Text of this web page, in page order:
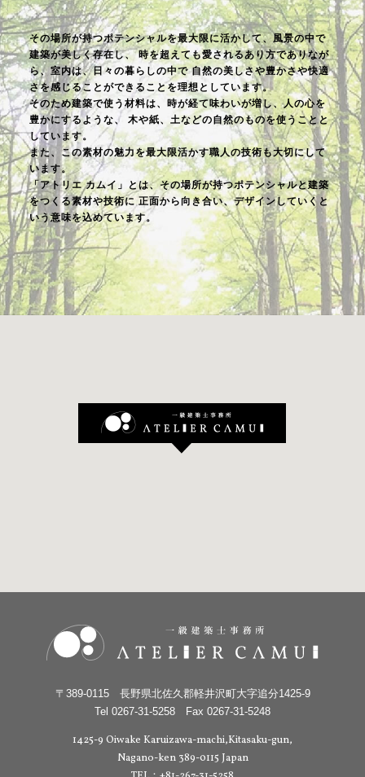
その場所が持つポテンシャルを最大限に活かして、風景の中で
建築が美しく存在し、時を超えても愛されるあり方でありなが
ら、室内は、日々の暮らしの中で自然の美しさや豊かさや快適
さを感じることができることを理想としています。
そのため建築で使う材料は、時が経て味わいが増し、人の心を
豊かにするような、 木や紙、土などの自然のものを使うことと
しています。
また、この素材の魅力を最大限活かす職人の技術も大切にして
います。
「アトリエ カムイ」とは、その場所が持つポテンシャルと建築
をつくる素材や技術に 正面から向き合い、デザインしていくと
いう意味を込めています。
〒389-0115 長野県北佐久郡軽井沢町大字追分1425-9
Tel 0267-31-5258 Fax 0267-31-5248
1425-9 Oiwake Karuizawa-machi,Kitasaku-gun,
Nagano-ken 389-0115 Japan